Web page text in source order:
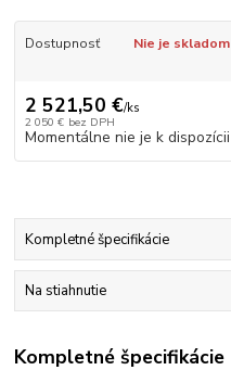
Dostupnosť Nie je skladom
2 521,50 €/ks
2 050 € bez DPH
Momentálne nie je k dispozícii
Kompletné špecifikácie
Na stiahnutie
Kompletné špecifikácie